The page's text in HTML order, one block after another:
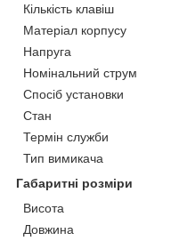
Кількість клавіш
Матеріал корпусу
Напруга
Номінальний струм
Спосіб установки
Стан
Термін служби
Тип вимикача
Габаритні розміри
Висота
Довжина